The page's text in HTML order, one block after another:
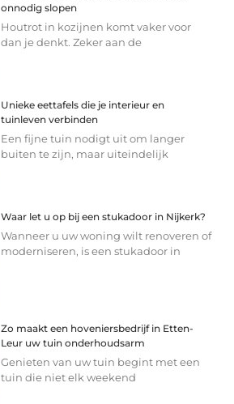
onnodig slopen
Houtrot in kozijnen komt vaker voor
dan je denkt. Zeker aan de
Unieke eettafels die je interieur en
tuinleven verbinden
Een fijne tuin nodigt uit om langer
buiten te zijn, maar uiteindelijk
Waar let u op bij een stukadoor in Nijkerk?
Wanneer u uw woning wilt renoveren of
moderniseren, is een stukadoor in
Zo maakt een hoveniersbedrijf in Etten-
Leur uw tuin onderhoudsarm
Genieten van uw tuin begint met een
tuin die niet elk weekend